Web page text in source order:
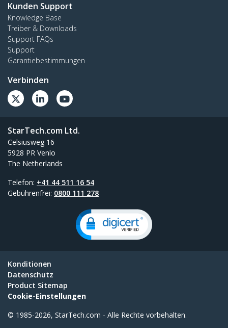
Kunden Support
Knowledge Base
Treiber & Downloads
Support FAQs
Support
Garantiebestimmungen
Verbinden
StarTech.com Ltd.
Celsiusweg 16
5928 PR Venlo
The Netherlands
Telefon: +41 44 511 16 54
Gebührenfrei: 0800 111 278
Konditionen
Datenschutz
Product Sitemap
Cookie-Einstellungen
© 1985-2026, StarTech.com - Alle Rechte vorbehalten.